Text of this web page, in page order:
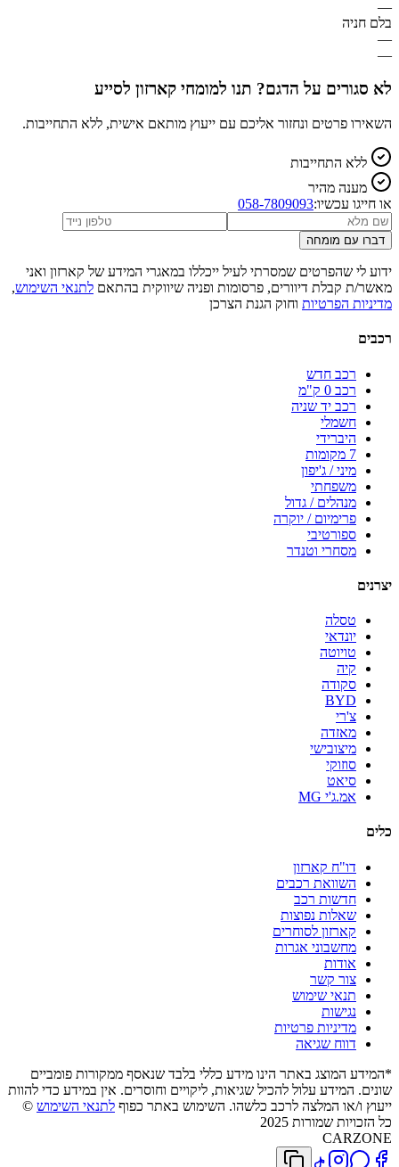
—
בלם חניה
—
—
לא סגורים על הדגם? תנו למומחי קארזון לסייע
השאירו פרטים ונחזור אליכם עם ייעוץ מותאם אישית, ללא התחייבות.
ללא התחייבות
מענה מהיר
או חייגו עכשיו:058-7809093
דברו עם מומחה
ידוע לי שהפרטים שמסרתי לעיל ייכללו במאגרי המידע של קארזון ואני
מאשר/ת קבלת דיוורים, פרסומות ופניה שיווקית בהתאם לתנאי השימוש,
מדיניות הפרטיות וחוק הגנת הצרכן
רכבים
רכב חדש
רכב 0 ק"מ
רכב יד שניה
חשמלי
היברידי
7 מקומות
מיני / ג'יפון
משפחתי
מנהלים / גדול
פרימיום / יוקרה
ספורטיבי
מסחרי וטנדר
יצרנים
טסלה
יונדאי
טויוטה
קיה
סקודה
BYD
צ'רי
מאזדה
מיצובישי
סוזוקי
סיאט
אמ.ג'י MG
כלים
דו"ח קארזון
השוואת רכבים
חדשות רכב
שאלות נפוצות
קארזון לסוחרים
מחשבוני אגרות
אודות
צור קשר
תנאי שימוש
נגישות
מדיניות פרטיות
דווח שגיאה
*המידע המוצג באתר הינו מידע כללי בלבד שנאסף ממקורות פומביים
שונים. המידע עלול להכיל שגיאות, ליקויים וחוסרים. אין במידע כדי להוות
ייעוץ ו/או המלצה לרכב כלשהו. השימוש באתר כפוף לתנאי השימוש ©
כל הזכויות שמורות 2025
CARZONE